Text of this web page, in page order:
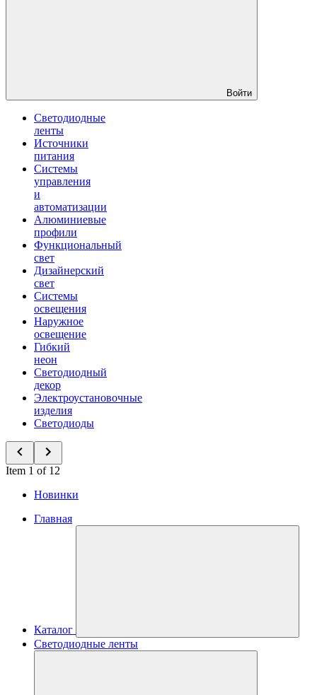
Войти
Светодиодные
ленты
Источники
питания
Системы
управления
и
автоматизации
Алюминиевые
профили
Функциональный
свет
Дизайнерский
свет
Системы
освещения
Наружное
освещение
Гибкий
неон
Светодиодный
декор
Электроустановочные
изделия
Светодиоды
Item 1 of 12
Новинки
Главная
Каталог
Светодиодные ленты